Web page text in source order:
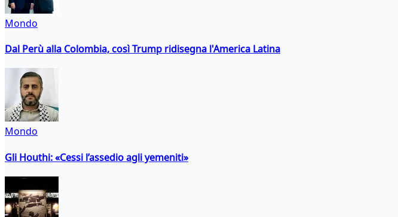
Mondo
Dal Perù alla Colombia, così Trump ridisegna l'America Latina
Mondo
Gli Houthi: «Cessi l’assedio agli yemeniti»